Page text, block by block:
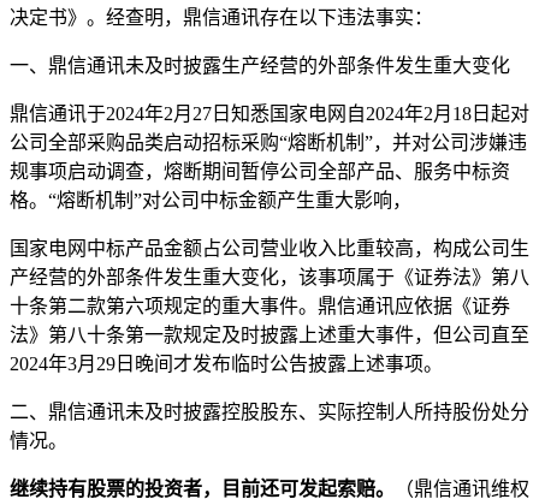
决定书》。经查明，鼎信通讯存在以下违法事实：
一、鼎信通讯未及时披露生产经营的外部条件发生重大变化
鼎信通讯于2024年2月27日知悉国家电网自2024年2月18日起对
公司全部采购品类启动招标采购“熔断机制”，并对公司涉嫌违
规事项启动调查，熔断期间暂停公司全部产品、服务中标资
格。“熔断机制”对公司中标金额产生重大影响，
国家电网中标产品金额占公司营业收入比重较高，构成公司生
产经营的外部条件发生重大变化，该事项属于《证券法》第八
十条第二款第六项规定的重大事件。鼎信通讯应依据《证券
法》第八十条第一款规定及时披露上述重大事件，但公司直至
2024年3月29日晚间才发布临时公告披露上述事项。
二、鼎信通讯未及时披露控股股东、实际控制人所持股份处分
情况。
继续持有股票的投资者，目前还可发起索赔。
（鼎信通讯维权